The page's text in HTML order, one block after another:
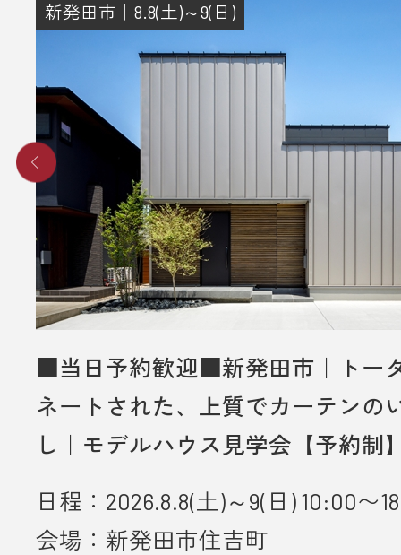
新発田市｜8.8(土)～9(日)
■当日予約歓迎■新発田市｜トー
ネートされた、上質でカーテンの
し｜モデルハウス見学会【予約制
日程：2026.8.8(土)～9(日) 10:00〜
会場：新発田市住吉町